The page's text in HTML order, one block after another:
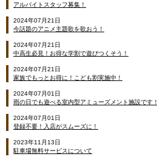
アルバイトスタッフ募集！
2024年07月21日
今話題のアニメ主題歌を歌おう！
2024年07月21日
中高生必見！お得な学割で遊びつくそう！
2024年07月21日
家族でもっとお得に！こども割実施中！
2024年07月01日
雨の日でも遊べる室内型アミューズメント施設です！
2024年07月01日
登録不要！入店がスムーズに！
2023年11月13日
駐車場無料サービスについて